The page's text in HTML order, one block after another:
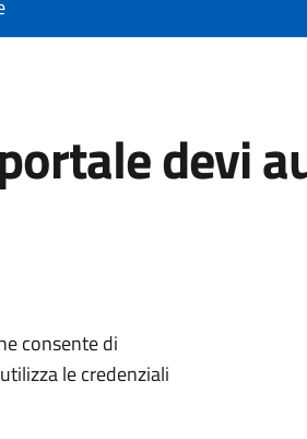
devi
consente di
le credenziali